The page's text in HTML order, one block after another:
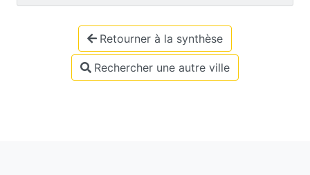
Retourner à la synthèse
Rechercher une autre ville